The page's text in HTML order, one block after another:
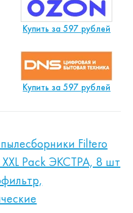
Купить за 597 рублей
Купить за 597 рублей
Filtero
Pack ЭКСТРА, 8 шт